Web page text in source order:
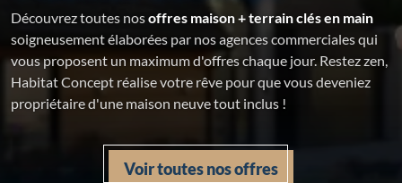
Découvrez toutes nosoffres maison + terrain clés en main
soigneusement élaborées par nos agences commerciales qui
vous proposent un maximum d'offres chaque jour. Restez zen,
Habitat Concept réalise votre rêve pour que vous deveniez
propriétaire d'une maison neuve tout inclus !
Voir toutes nos offres